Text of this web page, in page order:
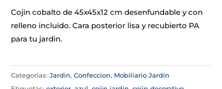
Cojin cobalto de 45x45x12 cm desenfundable y con
relleno incluido. Cara posterior lisa y recubierto PA
para tu jardin.
Categorías:Jardin,Confeccion, Mobiliario Jardín